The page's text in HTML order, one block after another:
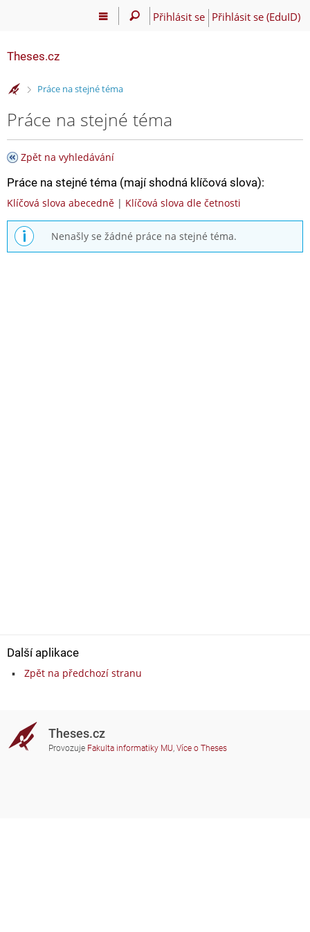
Přihlásit se Přihlásit se (EduID)
Theses.cz
>Práce na stejné téma
Práce na stejné téma
Zpět na vyhledávání
Práce na stejné téma (mají shodná klíčová slova):
Klíčová slova abecedně | Klíčová slova dle četnosti
Nenašly se žádné práce na stejné téma.
Další aplikace
Zpět na předchozí stranu
Theses.cz
Provozuje Fakulta informatiky MU, Více o Theses